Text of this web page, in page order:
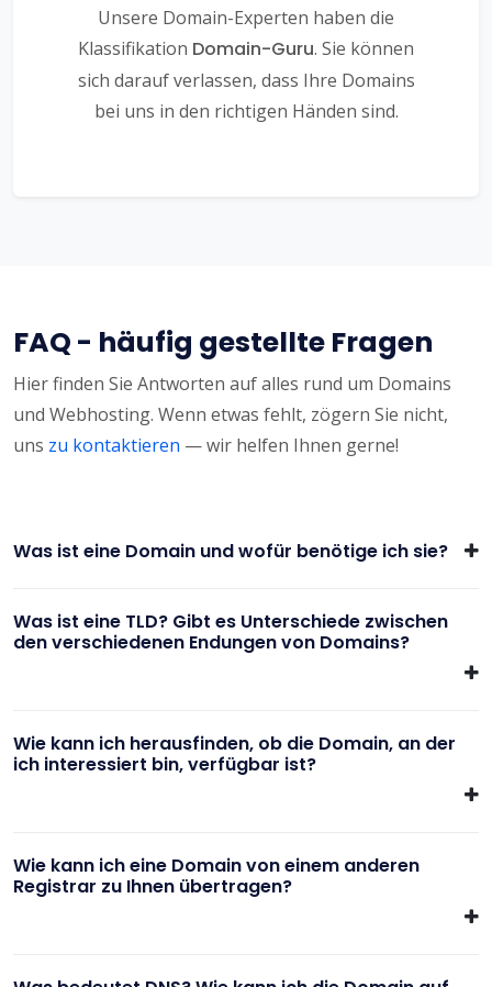
Unsere Domain-Experten haben die
Klassifikation Domain-Guru. Sie können
sich darauf verlassen, dass Ihre Domains
bei uns in den richtigen Händen sind.
FAQ - häufig gestellte Fragen
Hier finden Sie Antworten auf alles rund um Domains
und Webhosting. Wenn etwas fehlt, zögern Sie nicht,
uns zu kontaktieren — wir helfen Ihnen gerne!
Was ist eine Domain und wofür benötige ich sie?
Was ist eine TLD? Gibt es Unterschiede zwischen
den verschiedenen Endungen von Domains?
Wie kann ich herausfinden, ob die Domain, an der
ich interessiert bin, verfügbar ist?
Wie kann ich eine Domain von einem anderen
Registrar zu Ihnen übertragen?